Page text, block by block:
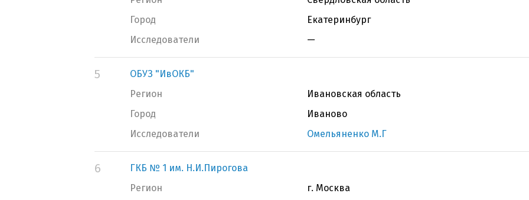
Город
Екатеринбург
Исследователи
—
5
ОБУЗ "ИвОКБ"
Регион
Ивановская область
Город
Иваново
Исследователи
Омельяненко М.Г
6
ГКБ № 1 им. Н.И.Пирогова
Регион
г. Москва